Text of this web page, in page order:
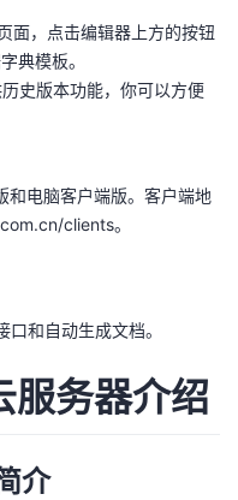
面，点击编辑器上方的按钮
典模板。
史版本功能，你可以方便
电脑客户端版。客户端地
clients。
和自动生成文档。
服务器介绍
介